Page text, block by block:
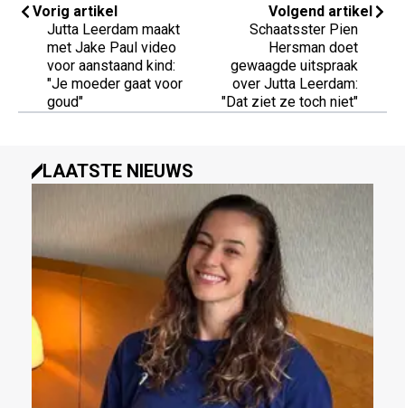
Vorig artikel
Jutta Leerdam maakt
met Jake Paul video
voor aanstaand kind:
"Je moeder gaat voor
goud"
Volgend artikel
Schaatsster Pien
Hersman doet
gewaagde uitspraak
over Jutta Leerdam:
"Dat ziet ze toch niet"
LAATSTE NIEUWS